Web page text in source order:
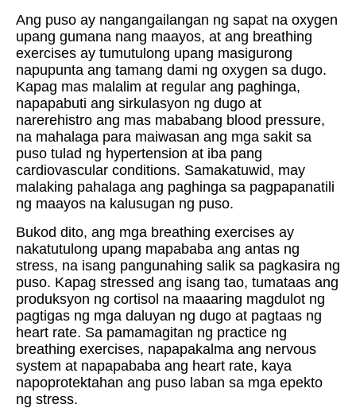
Ang puso ay nangangailangan ng sapat na oxygen
upang gumana nang maayos, at ang breathing
exercises ay tumutulong upang masigurong
napupunta ang tamang dami ng oxygen sa dugo.
Kapag mas malalim at regular ang paghinga,
napapabuti ang sirkulasyon ng dugo at
narerehistro ang mas mababang blood pressure,
na mahalaga para maiwasan ang mga sakit sa
puso tulad ng hypertension at iba pang
cardiovascular conditions. Samakatuwid, may
malaking pahalaga ang paghinga sa pagpapanatili
ng maayos na kalusugan ng puso.
Bukod dito, ang mga breathing exercises ay
nakatutulong upang mapababa ang antas ng
stress, na isang pangunahing salik sa pagkasira ng
puso. Kapag stressed ang isang tao, tumataas ang
produksyon ng cortisol na maaaring magdulot ng
pagtigas ng mga daluyan ng dugo at pagtaas ng
heart rate. Sa pamamagitan ng practice ng
breathing exercises, napapakalma ang nervous
system at napapababa ang heart rate, kaya
napoprotektahan ang puso laban sa mga epekto
ng stress.